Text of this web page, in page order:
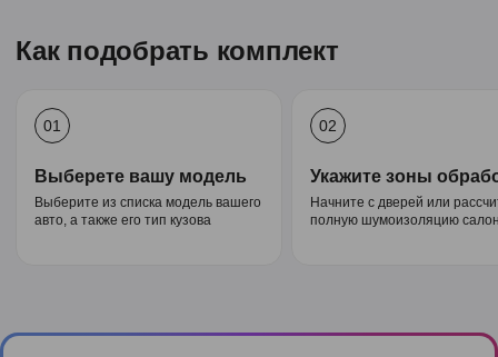
Как подобрать комплект
01
Выберете вашу модель
Выберите из списка модель вашего
авто, а также его тип кузова
02
Укажите зоны
Начните с дверей или
полную шумоизоляцию